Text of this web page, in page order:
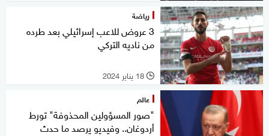
رياضة
3 عروض للاعب إسرائيلي بعد طرده
من ناديه التركي
l 18 يناير 2024
عالم
"صور المسؤولين المحذوفة" تورط
أردوغان.. وفيديو يرصد ما حدث